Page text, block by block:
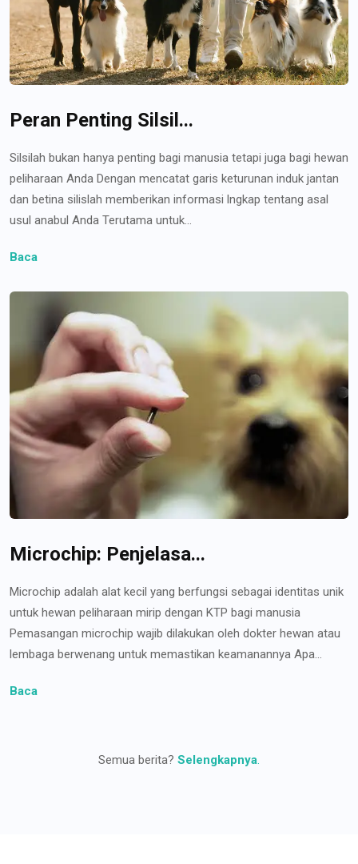
Peran Penting Silsil...
Silsilah bukan hanya penting bagi manusia tetapi juga bagi hewan
peliharaan Anda Dengan mencatat garis keturunan induk jantan
dan betina silislah memberikan informasi lngkap tentang asal
usul anabul Anda Terutama untuk...
Baca
Microchip: Penjelasa...
Microchip adalah alat kecil yang berfungsi sebagai identitas unik
untuk hewan peliharaan mirip dengan KTP bagi manusia
Pemasangan microchip wajib dilakukan oleh dokter hewan atau
lembaga berwenang untuk memastikan keamanannya Apa...
Baca
Semua berita? Selengkapnya